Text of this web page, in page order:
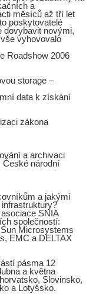
a
měsíců až tří let
poskytovatelé
dovybavit novými,
vyhovovalo
Roadshow 2006
storage –
data k získání
zákona
a archivaci
České národní
a jakými
SNIA
společností:
Microsystems
EMC a DELTAX
pásma 12
a května
Slovinsko,
a Lotyšsko.